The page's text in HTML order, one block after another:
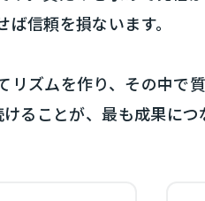
信頼を損ないます。
リズムを作り、その中
ることが、最も成果につ